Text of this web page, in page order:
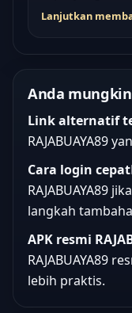
Lanjutkan
Anda
Link alternatif
RAJABUAYA89
Cara login cepat
RAJABUAYA89
langkah
APK resmi
RAJABUAYA89
lebih praktis.